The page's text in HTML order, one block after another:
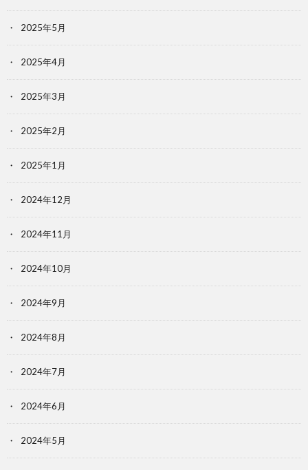
2025年5月
2025年4月
2025年3月
2025年2月
2025年1月
2024年12月
2024年11月
2024年10月
2024年9月
2024年8月
2024年7月
2024年6月
2024年5月